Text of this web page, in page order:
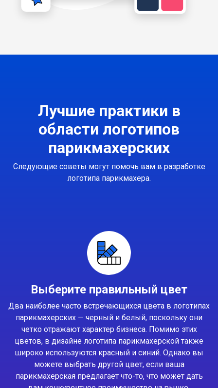
Лучшие практики в
области логотипов
парикмахерских
Следующие советы могут помочь вам в разработке
логотипа парикмахера.
Выберите правильный цвет
Два наиболее часто встречающихся цвета в логотипах
парикмахерских — черный и белый, поскольку они
четко отражают характер бизнеса. Помимо этих
цветов, в дизайне логотипа парикмахерской также
широко используются красный и синий. Однако вы
можете выбрать другой цвет, если ваша
парикмахерская предлагает что-то, что может дать